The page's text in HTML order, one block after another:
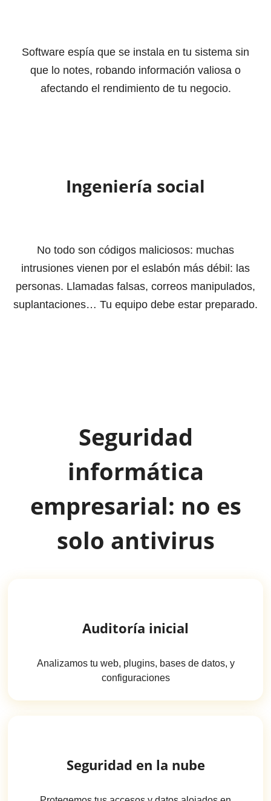
Software espía que se instala en tu sistema sin
que lo notes, robando información valiosa o
afectando el rendimiento de tu negocio.
Ingeniería social
No todo son códigos maliciosos: muchas
intrusiones vienen por el eslabón más débil: las
personas. Llamadas falsas, correos manipulados,
suplantaciones… Tu equipo debe estar preparado.
Seguridad
informática
empresarial: no es
solo antivirus
Auditoría inicial
Analizamos tu web, plugins, bases de datos, y
configuraciones
Seguridad en la nube